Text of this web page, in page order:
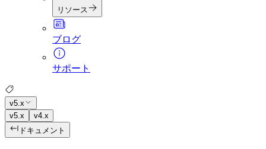
リソース
ブログ
サポート
v5.x
v5.x
v4.x
ドキュメント